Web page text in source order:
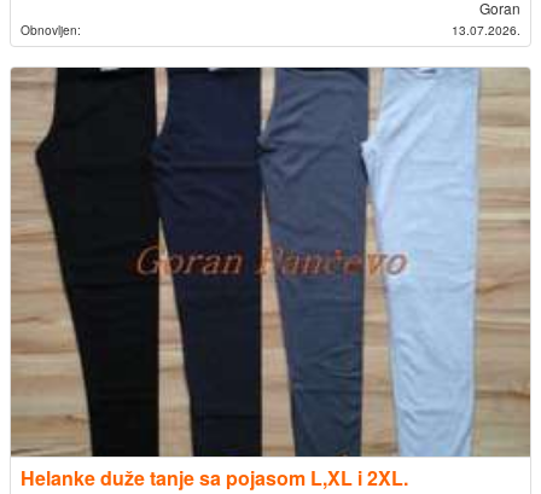
Goran
Obnovljen: 13.07.2026.
Helanke duže tanje sa pojasom L,XL i 2XL.